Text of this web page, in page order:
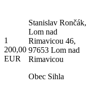
1
200,00
EUR
Stanislav Rončák,
Lom nad
Rimavicou 46,
97653 Lom nad
Rimavicou
Obec Sihla